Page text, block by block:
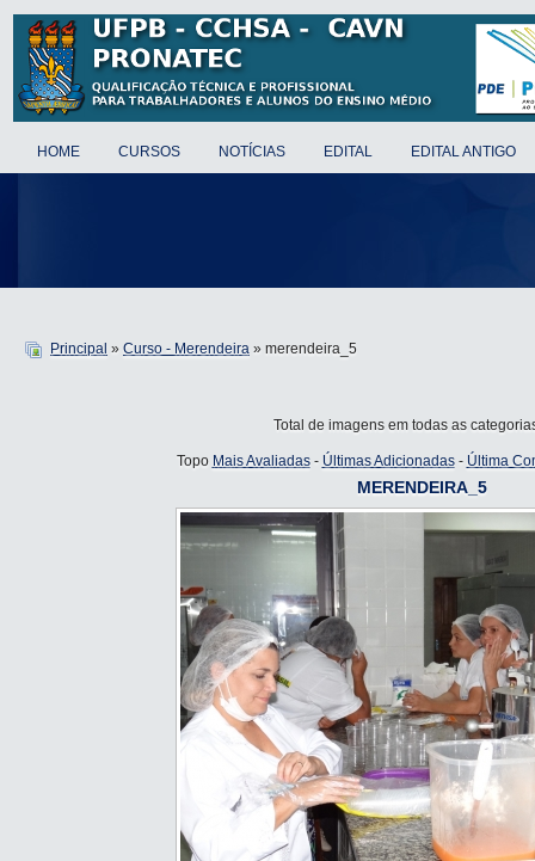
HOME CURSOS NOTÍCIAS EDITAL EDITAL ANTIGO
Principal » Curso - Merendeira » merendeira_5
Total de imagens em todas as
Topo Mais Avaliadas- Últimas Adicionadas- Última
MERENDEIRA_5